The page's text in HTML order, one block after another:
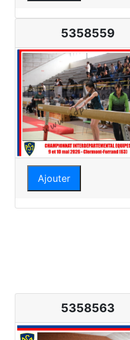
5358559
Ajouter
5358563